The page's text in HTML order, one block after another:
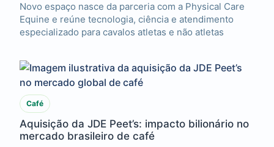
Novo espaço nasce da parceria com a Physical Care
Equine e reúne tecnologia, ciência e atendimento
especializado para cavalos atletas e não atletas
Café
Aquisição da JDE Peet’s: impacto bilionário no
mercado brasileiro de café